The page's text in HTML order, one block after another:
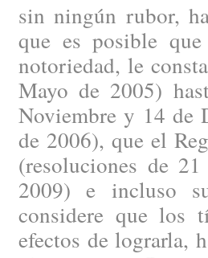
sin ningún rubor,
que es posible
notoriedad, le
Mayo de 2005)
Noviembre y 14 de
de 2006), que el
(resoluciones de
2009) e incluso
considere que los
efectos de lograrla,